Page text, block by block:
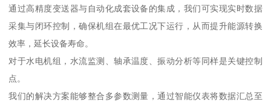
通过高精度变送器与自动化成套设备的集成，我们可实现实时数据
采集与闭环控制，确保机组在最优工况下运行，从而提升能源转换
效率，延长设备寿命。
对于水电机组，水流监测、轴承温度、振动分析等同样是关键控制
点。
我们的解决方案能够整合多参数测量，通过智能仪表将数据汇总至